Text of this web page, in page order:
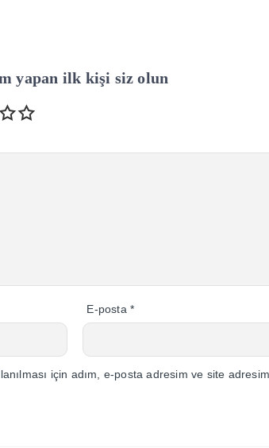
yapan ilk kişi siz olun
E-posta*
için adım, e-posta adresim ve site